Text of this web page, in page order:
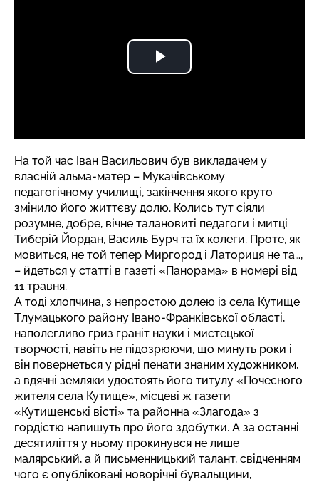
На той час Іван Васильович був викладачем у
власній альма-матер – Мукачівському
педагогічному училищі, закінчення якого круто
змінило його життєву долю. Колись тут сіяли
розумне, добре, вічне талановиті педагоги і митці
Тиберій Йордан, Василь Бурч та їх колеги. Проте, як
мовиться, не той тепер Миргород і Латориця не та…,
– йдеться у статті в газеті «Панорама» в номері від
11 травня.
А тоді хлопчина, з непростою долею із села Кутище
Тлумацького району Івано-Франківської області,
наполегливо гриз граніт науки і мистецької
творчості, навіть не підозрюючи, що минуть роки і
він повернеться у рідні пенати знаним художником,
а вдячні земляки удостоять його титулу «Почесного
жителя села Кутище», місцеві ж газети
«Кутищенські вісті» та районна «Злагода» з
гордістю напишуть про його здобутки. А за останні
десятиліття у ньому прокинувся не лише
малярський, а й письменницький талант, свідченням
чого є опубліковані новорічні бувальщини,